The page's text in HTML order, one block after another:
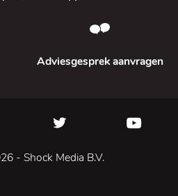
ondersteuning
Adviesgesprek aanvragen
- Shock Media B.V.